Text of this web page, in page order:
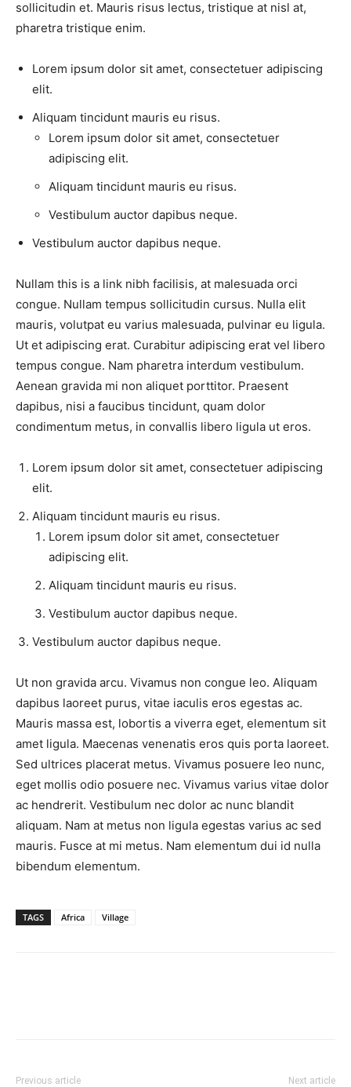
sollicitudin et. Mauris risus lectus, tristique at nisl at,
pharetra tristique enim.
Lorem ipsum dolor sit amet, consectetuer adipiscing
elit.
Aliquam tincidunt mauris eu risus.
Lorem ipsum dolor sit amet, consectetuer
adipiscing elit.
Aliquam tincidunt mauris eu risus.
Vestibulum auctor dapibus neque.
Vestibulum auctor dapibus neque.
Nullam this is a link nibh facilisis, at malesuada orci
congue. Nullam tempus sollicitudin cursus. Nulla elit
mauris, volutpat eu varius malesuada, pulvinar eu ligula.
Ut et adipiscing erat. Curabitur adipiscing erat vel libero
tempus congue. Nam pharetra interdum vestibulum.
Aenean gravida mi non aliquet porttitor. Praesent
dapibus, nisi a faucibus tincidunt, quam dolor
condimentum metus, in convallis libero ligula ut eros.
Lorem ipsum dolor sit amet, consectetuer adipiscing
elit.
Aliquam tincidunt mauris eu risus.
Lorem ipsum dolor sit amet, consectetuer
adipiscing elit.
Aliquam tincidunt mauris eu risus.
Vestibulum auctor dapibus neque.
Vestibulum auctor dapibus neque.
Ut non gravida arcu. Vivamus non congue leo. Aliquam
dapibus laoreet purus, vitae iaculis eros egestas ac.
Mauris massa est, lobortis a viverra eget, elementum sit
amet ligula. Maecenas venenatis eros quis porta laoreet.
Sed ultrices placerat metus. Vivamus posuere leo nunc,
eget mollis odio posuere nec. Vivamus varius vitae dolor
ac hendrerit. Vestibulum nec dolor ac nunc blandit
aliquam. Nam at metus non ligula egestas varius ac sed
mauris. Fusce at mi metus. Nam elementum dui id nulla
bibendum elementum.
TAGS Africa Village
Previous article Next article